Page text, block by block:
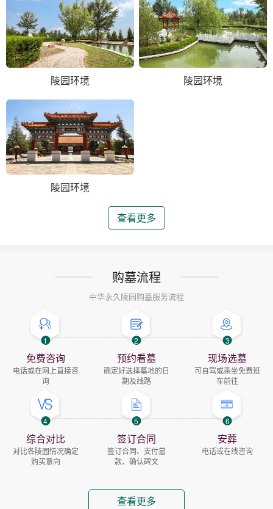
陵园环境 陵园环境
陵园环境
查看更多
购墓流程
中华永久陵园购墓服务流程
1
免费咨询
电话或在网上直接咨
询
2
预约看墓
确定好选择墓地的日
期及线路
3
现场选墓
可自驾或乘坐免费班
车前往
4
综合对比
对比各陵园情况确定
购买意向
5
签订合同
签订合同、支付墓
款、确认碑文
6
安葬
电话或在线咨询
查看更多